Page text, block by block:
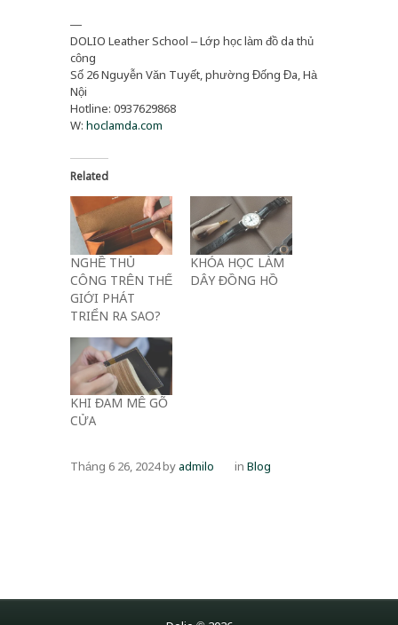
—
DOLIO Leather School – Lớp học làm đồ da thủ
công
Số 26 Nguyễn Văn Tuyết, phường Đống Đa, Hà
Nội
Hotline: 0937629868
W: hoclamda.com
Related
NGHỀ THỦ
CÔNG TRÊN THẾ
GIỚI PHÁT
TRIỂN RA SAO?
KHÓA HỌC LÀM
DÂY ĐỒNG HỒ
KHI ĐAM MÊ GÕ
CỬA
Tháng 6 26, 2024byadmilo in Blog